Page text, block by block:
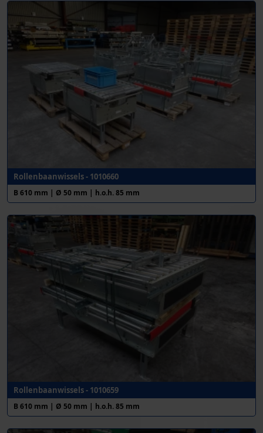
Rollenbaanwissels - 1010660
B 610 mm | Ø 50 mm | h.o.h. 85 mm
Rollenbaanwissels - 1010659
B 610 mm | Ø 50 mm | h.o.h. 85 mm